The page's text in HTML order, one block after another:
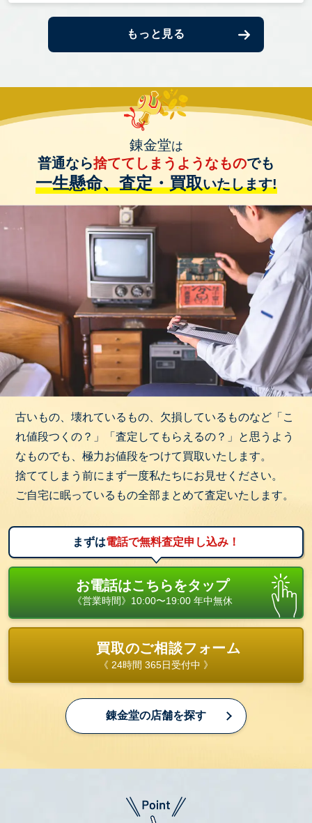
もっと見る
錬金堂は
普通なら捨ててしまうようなものでも
一生懸命、査定・買取いたします!
古いもの、壊れているもの、欠損しているものなど「こ
れ値段つくの？」「査定してもらえるの？」と思うよう
なものでも、極力お値段をつけて買取いたします。
捨ててしまう前にまず一度私たちにお見せください。
ご自宅に眠っているもの全部まとめて査定いたします。
まずは電話で無料査定申し込み！
お電話はこちらをタップ
《営業時間》10:00〜19:00 年中無休
買取のご相談フォーム
《 24時間 365日受付中 》
錬金堂の店舗を探す